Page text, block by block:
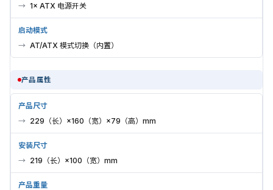
1× ATX 电源开关
启动模式
AT/ATX 模式切换（内置）
产品属性
产品尺寸
229（长）×160（宽）×79（高）mm
安装尺寸
219（长）×100（宽）mm
产品重量